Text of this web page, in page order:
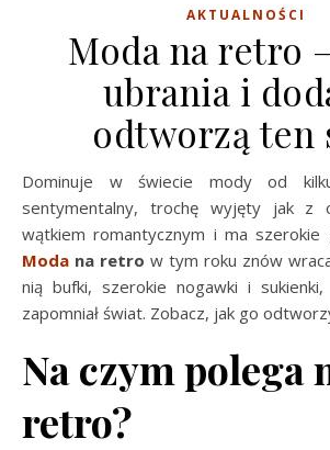
AKTUALNOŚCI
Moda na retro
ubrania i
odtworzą ten
Dominuje w świecie mody od kilku sezonów, jest
sentymentalny, trochę wyjęty jak z
wątkiem romantycznym i ma szerokie
Moda na retro w tym roku znów
nią bufki, szerokie nogawki i
zapomniał świat. Zobacz, jak go
Na czym polega
retro?